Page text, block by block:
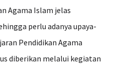
Agama Islam jelas
perlu adanya upaya-
Pendidikan Agama
diberikan melalui kegiatan